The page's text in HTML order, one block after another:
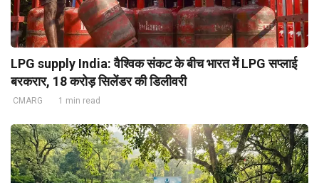
LPG supply India: वैश्विक संकट के बीच भारत में LPG सप्लाई
बरकरार, 18 करोड़ सिलेंडर की डिलीवरी
CMARG 1 min read